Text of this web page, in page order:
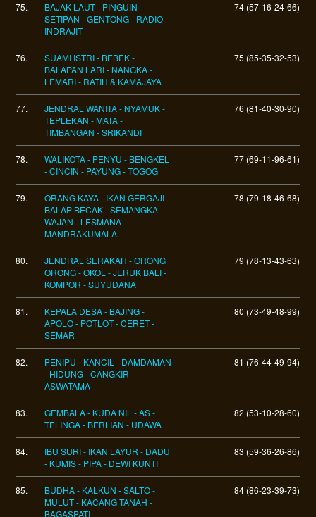
75.
BAJAK LAUT - PINGUIN -
SETIPAN - GENTONG - RADIO -
INDRAJIT
74 (57-16-24-66)
76.
SUAMI ISTRI - BEBEK -
BALAPAN LARI - NANGKA -
LEMARI - RATIH & KAMAJAYA
75 (85-35-32-53)
77.
JENDRAL WANITA - NYAMUK -
TEPLEKAN - MATA -
TIMBANGAN - SRIKANDI
76 (81-40-30-90)
78.
WALIKOTA - PENYU - BENGKEL
- CINCIN - PAYUNG - TOGOG
77 (69-11-96-61)
79.
ORANG KAYA - IKAN GERGAJI -
BALAP BECAK - SEMANGKA -
WAJAN - LESMANA
MANDRAKUMALA
78 (79-18-46-68)
80.
JENDRAL SERAKAH - ORONG
ORONG - OKOL - JERUK BALI -
KOMPOR - SUYUDANA
79 (78-13-43-63)
81.
KEPALA DESA - BAJING -
APOLO - POTLOT - CERET -
SEMAR
80 (73-49-48-99)
82.
PENIPU - KANCIL - DAMDAMAN
- HIDUNG - CANGKIR -
ASWATAMA
81 (76-44-49-94)
83.
GEMBALA - KUDA NIL - AS -
TELINGA - BERLIAN - UDAWA
82 (53-10-28-60)
84.
IBU SURI - IKAN LAYUR - DADU
- KUMIS - PIPA - DEWI KUNTI
83 (59-36-26-86)
85.
BUDHA - KALKUN - SALTO -
MULUT - KACANG TANAH -
BAGASPATI
84 (86-23-39-73)